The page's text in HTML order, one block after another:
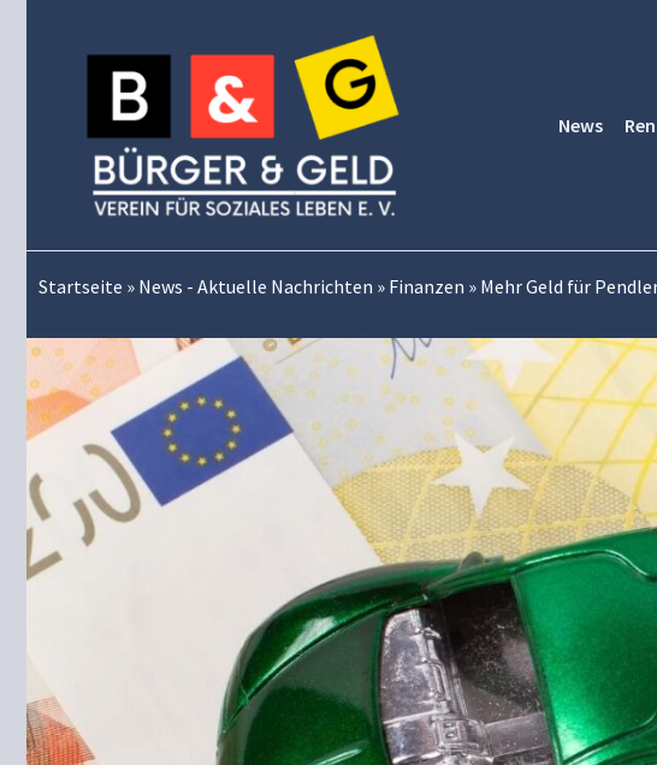
News
Startseite » News - Aktuelle Nachrichten » Finanzen » Mehr Geld für